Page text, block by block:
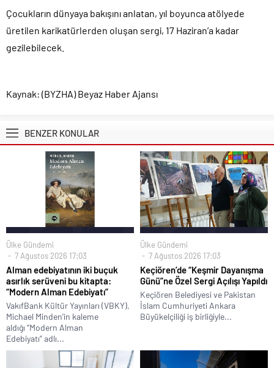
Çocukların dünyaya bakışını anlatan, yıl boyunca atölyede
üretilen karikatürlerden oluşan sergi, 17 Haziran’a kadar
gezilebilecek.
Kaynak: (BYZHA) Beyaz Haber Ajansı
BENZER KONULAR
Ülke Gündemi
7 Ağustos 2026 17:03
Alman edebiyatının iki buçuk
asırlık serüveni bu kitapta:
“Modern Alman Edebiyatı”
VakıfBank Kültür Yayınları (VBKY),
Michael Minden’in kaleme
aldığı “Modern Alman
Edebiyatı” adlı...
Ülke Gündemi
7 Ağustos 2026 17:03
Keçiören’de “Keşmir Dayanışma
Günü”ne Özel Sergi Açılışı Yapıldı
Keçiören Belediyesi ve Pakistan
İslam Cumhuriyeti Ankara
Büyükelçiliği iş birliğiyle...